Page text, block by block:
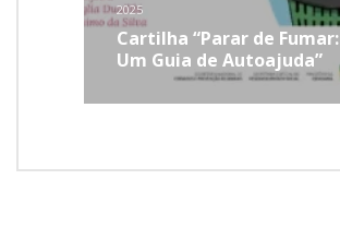
2025
Cartilha “Parar de Fumar:
Um Guia de Autoajuda”